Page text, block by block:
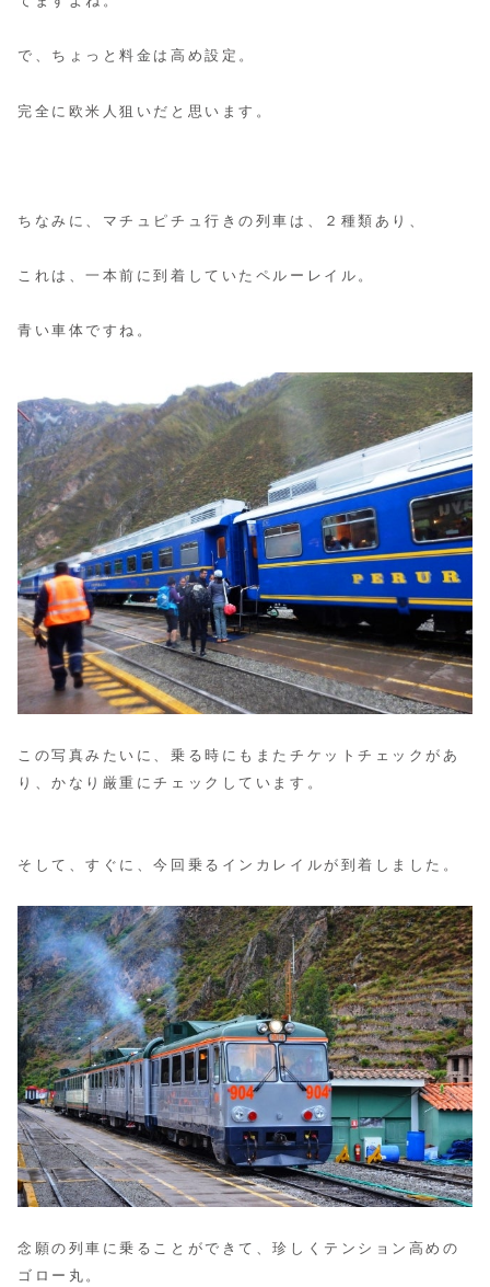
で、ちょっと料金は高め設定。
完全に欧米人狙いだと思います。
ちなみに、マチュピチュ行きの列車は、２種類あり、
これは、一本前に到着していたペルーレイル。
青い車体ですね。
この写真みたいに、乗る時にもまたチケットチェックがあ
り、かなり厳重にチェックしています。
そして、すぐに、今回乗るインカレイルが到着しました。
念願の列車に乗ることができて、珍しくテンション高めの
ゴロー丸。